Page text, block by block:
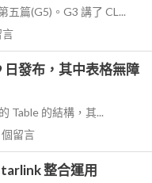
五篇(G5)。G3 講了 CL...
言
發布，其中表格無障
Table 的結構，其...
個留言
整合運用